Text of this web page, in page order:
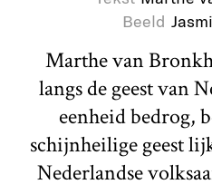
Beeld
Marthe van
langs de geest van
eenheid bedrog,
schijnheilige geest
Nederlandse